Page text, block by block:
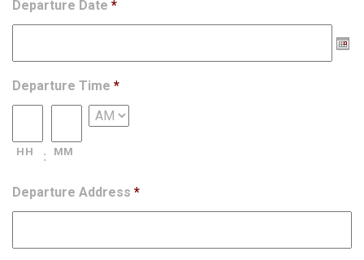
Departure Date *
Departure Time *
:
HH MM
Departure Address *